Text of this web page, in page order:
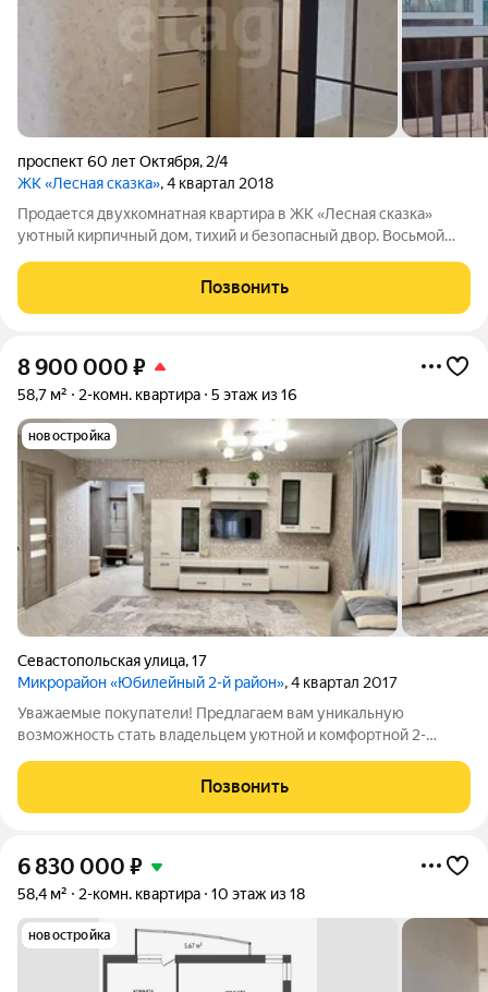
проспект 60 лет Октября, 2/4
ЖК «Лесная сказка», 4 квартал 2018
Продается двухкомнатная квартира в ЖК «Лесная сказка»
уютный кирпичный дом, тихий и безопасный двор. Восьмой
улицу и во двор, естественное освещение отличное благодаря
юго-восточной стороне. В
Позвонить
8 900 000 ₽
58,7 м² 2-комн. квартира 5 этаж из 16
новостройка
Севастопольская улица,17
Микрорайон «Юбилейный 2-й район», 4 квартал 2017
Уважаемые покупатели! Предлагаем вам уникальную
возможность стать владельцем уютной и комфортной 2-
дома по улице Севастопольская в новом микрорайоне
Позвонить
6 830 000 ₽
58,4 м² 2-комн. квартира 10 этаж из 18
новостройка